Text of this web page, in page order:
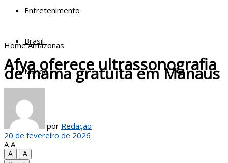
Entretenimento
Brasil
Mundo
View All Result
Home Amazonas
Afya oferece ultrassonografia
de mama gratuita em Manaus
por Redação
20 de fevereiro de 2026
A A
A
A